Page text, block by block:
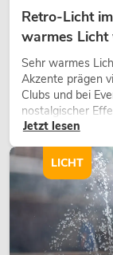
Retro-Licht
warmes
Sehr warmes
Akzente prägen
Clubs und bei
nostalgischer
Charakter und
wirken lassen.
Jetzt lesen
LICHT